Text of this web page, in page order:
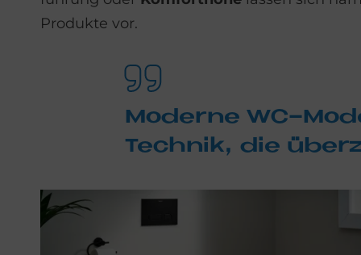
Produkte vor.
Mo­der­ne WC-
Tech­nik, die